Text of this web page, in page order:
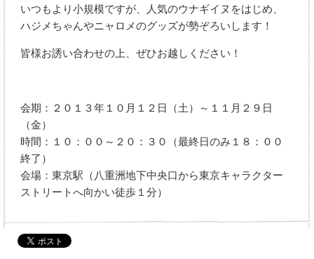
いつもより小規模ですが、人気のウナギイヌをはじめ、
ハジメちゃんやニャロメのグッズが勢ぞろいします！
皆様お誘い合わせの上、ぜひお越しください！
会期：２０１３年１０月１２日（土）～１１月２９日
（金）
時間：１０：００～２０：３０（最終日のみ１８：００
終了）
会場：東京駅（八重洲地下中央口から東京キャラクター
ストリートへ向かい徒歩１分）